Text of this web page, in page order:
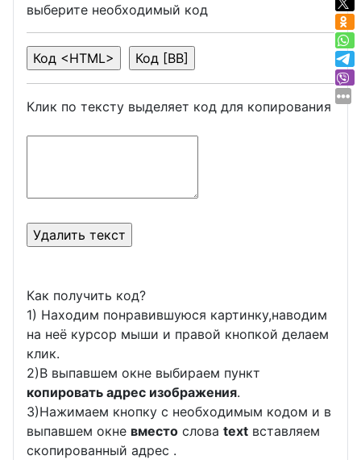
выберите необходимый код
Клик по тексту выделяет код для копирования
Как получить код?
1) Находим понравившуюся картинку,наводим
на неё курсор мыши и правой кнопкой делаем
клик.
2)В выпавшем окне выбираем пункт
копировать адрес изображения.
3)Нажимаем кнопку с необходимым кодом и в
выпавшем окне вместо слова text вставляем
скопированный адрес .